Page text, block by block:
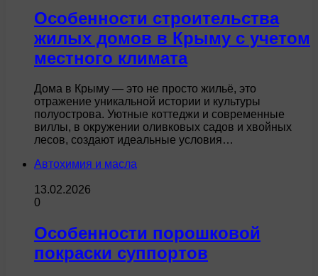
Особенности строительства
жилых домов в Крыму с учетом
местного климата
Дома в Крыму — это не просто жильё, это
отражение уникальной истории и культуры
полуострова. Уютные коттеджи и современные
виллы, в окружении оливковых садов и хвойных
лесов, создают идеальные условия…
Автохимия и масла
13.02.2026
0
Особенности порошковой
покраски суппортов